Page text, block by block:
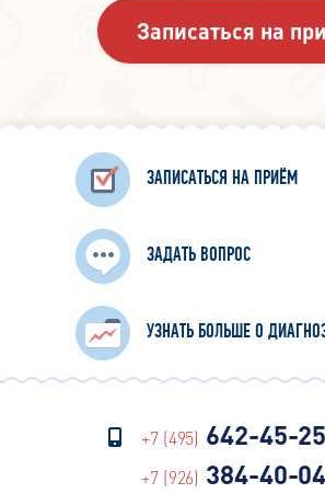
Записаться на
ЗАПИСАТЬСЯ НА ПРИЁМ
ЗАДАТЬ ВОПРОС
УЗНАТЬ БОЛЬШЕ О
+7 (495) 642-45-25
+7 (926) 384-40-04